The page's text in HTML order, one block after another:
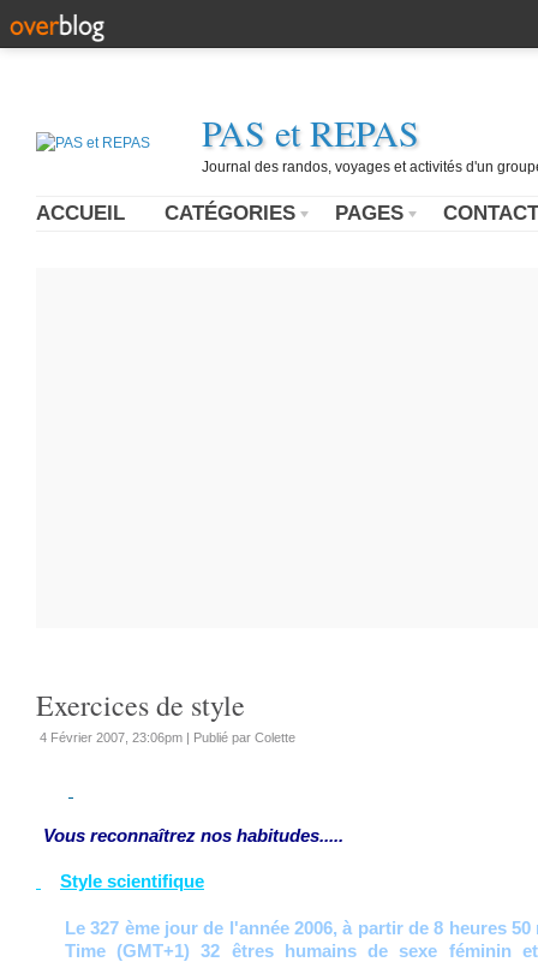
PAS et REPAS
Journal des randos, voyages et activités d'un
ACCUEIL CATÉGORIES PAGES CONTACT
Exercices de style
4 Février 2007, 23:06pm | Publié par Colette
Vous reconnaîtrez nos habitudes.....
Style scientifique
Le 327 ème jour de l'année 2006, à partir de 8 heures
Time (GMT+1) 32 êtres humains de sexe féminin